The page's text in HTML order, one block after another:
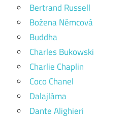
Bertrand Russell
Božena Němcová
Buddha
Charles Bukowski
Charlie Chaplin
Coco Chanel
Dalajláma
Dante Alighieri